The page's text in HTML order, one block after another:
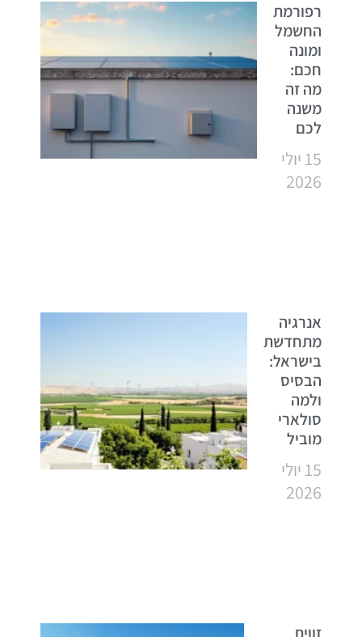
רפורמת
החשמל
ומונה
חכם:
מה זה
משנה
לכם
15 יולי
2026
אנרגיה
מתחדשת
בישראל:
הבסיס
ולמה
סולארי
מוביל
15 יולי
2026